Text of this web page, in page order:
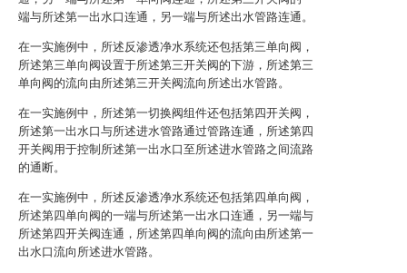
端与所述第一出水口连通，另一端与所述出水管路连通。
在一实施例中，所述反渗透净水系统还包括第三单向阀，
所述第三单向阀设置于所述第三开关阀的下游，所述第三
单向阀的流向由所述第三开关阀流向所述出水管路。
在一实施例中，所述第一切换阀组件还包括第四开关阀，
所述第一出水口与所述进水管路通过管路连通，所述第四
开关阀用于控制所述第一出水口至所述进水管路之间流路
的通断。
在一实施例中，所述反渗透净水系统还包括第四单向阀，
所述第四单向阀的一端与所述第一出水口连通，另一端与
所述第四开关阀连通，所述第四单向阀的流向由所述第一
出水口流向所述进水管路。